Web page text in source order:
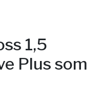
1,5
Plus som